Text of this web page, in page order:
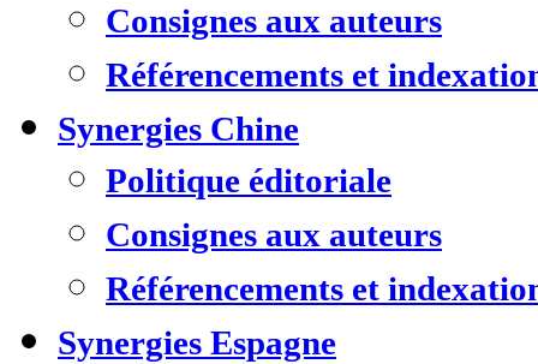
Consignes aux auteurs
Référencements et
Synergies Chine
Politique éditoriale
Consignes aux auteurs
Référencements et
Synergies Espagne